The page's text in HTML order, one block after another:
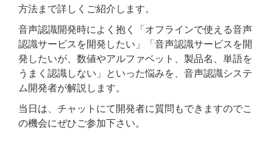
方法まで詳しくご紹介します。
音声認識開発時によく抱く「オフラインで使える音声
認識サービスを開発したい」「音声認識サービスを開
発したいが、数値やアルファベット、製品名、単語を
うまく認識しない」といった悩みを、音声認識システ
ム開発者が解説します。
当日は、チャットにて開発者に質問もできますのでこ
の機会にぜひご参加下さい。